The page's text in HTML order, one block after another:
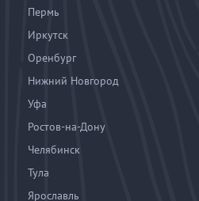
Пермь
Иркутск
Оренбург
Нижний Новгород
Уфа
Ростов-на-Дону
Челябинск
Тула
Ярославль